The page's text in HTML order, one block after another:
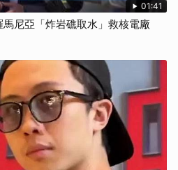
01:41
尼亞「炸岩礁取水」救核電廠